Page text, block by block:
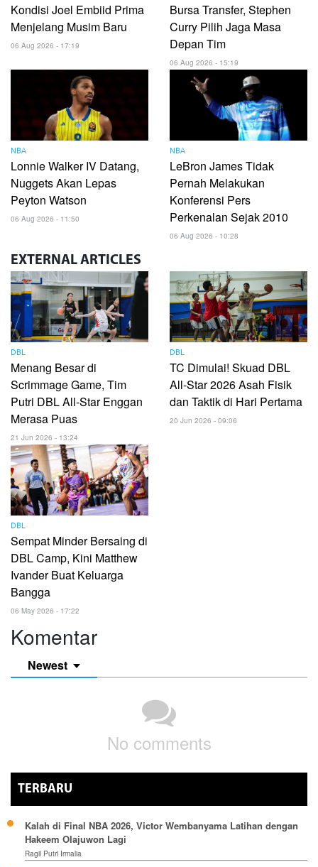
Kondisi Joel Embiid Prima
Menjelang Musim Baru
06 Aug 2026 - 17:19
Bursa Transfer, Stephen
Curry Pilih Jaga Masa
Depan Tim
06 Aug 2026 - 15:19
NBA
Lonnie Walker IV Datang,
Nuggets Akan Lepas
Peyton Watson
06 Aug 2026 - 11:50
NBA
LeBron James Tidak
Pernah Melakukan
Konferensi Pers
Perkenalan Sejak 2010
06 Aug 2026 - 10:28
EXTERNAL ARTICLES
DBL
Menang Besar di
Scrimmage Game, Tim
Putri DBL All-Star Enggan
Merasa Puas
21 Jun 2026 - 13:24
DBL
TC Dimulai! Skuad DBL
All-Star 2026 Asah Fisik
dan Taktik di Hari Pertama
20 Jun 2026 - 09:06
DBL
Sempat Minder Bersaing di
DBL Camp, Kini Matthew
Ivander Buat Keluarga
Bangga
06 May 2026 - 17:22
Komentar
Newest
No comments
TERBARU
Kalah di Final NBA 2026, Victor Wembanyama Latihan dengan
Hakeem Olajuwon Lagi
Ragil Putri Irmalia